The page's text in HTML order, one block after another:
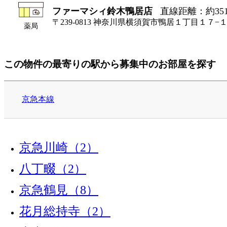
薬局
ファーマシィ鈴木鴨居店 直線距離：約
〒239-0813 神奈川県横須賀市鴨居１丁目１７−
この物件の最寄りの駅から募集中のお部屋を探す
京急本線
京急川崎（2）
八丁畷（2）
京急鶴見（8）
花月総持寺（2）